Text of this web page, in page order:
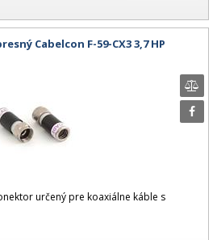
Cabelcon F-59-CX3 3,7 HP
určený pre koaxiálne káble s